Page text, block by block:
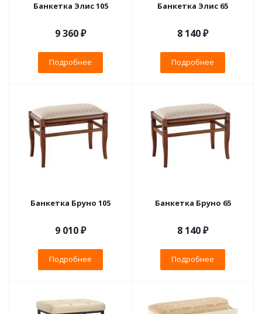
Банкетка Элис 105
9 360 ₽
Подробнее
Банкетка Элис 65
8 140 ₽
Подробнее
Банкетка Бруно 105
9 010 ₽
Подробнее
Банкетка Бруно 65
8 140 ₽
Подробнее